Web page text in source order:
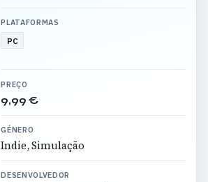
PLATAFORMAS
PC
PREÇO
9,99 €
GÉNERO
Indie, Simulação
DESENVOLVEDOR